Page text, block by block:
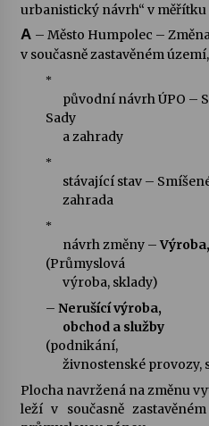
urbanistický návrh“ v měřítku
A – Město Humpolec –
v současně zastavěném
*
původní návrh ÚPO –
Sady
a zahrady
*
stávající stav –
zahrada
*
návrh změny –
(Průmyslová
výroba, sklady)
– Nerušící výroba,
obchod a služby
(podnikání,
živnostenské provozy,
Plocha navržená na změnu
leží v současně